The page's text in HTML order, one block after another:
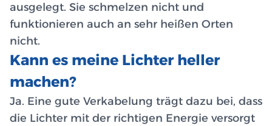
ausgelegt. Sie schmelzen nicht und
funktionieren auch an sehr heißen Orten
nicht.
Kann es meine Lichter heller
machen?
Ja. Eine gute Verkabelung trägt dazu bei, dass
die Lichter mit der richtigen Energie versorgt